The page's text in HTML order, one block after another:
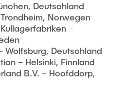
Deutschland
Norwegen
–
Wolfsburg, Deutschland
– Helsinki, Finnland
B.V. – Hoofddorp,